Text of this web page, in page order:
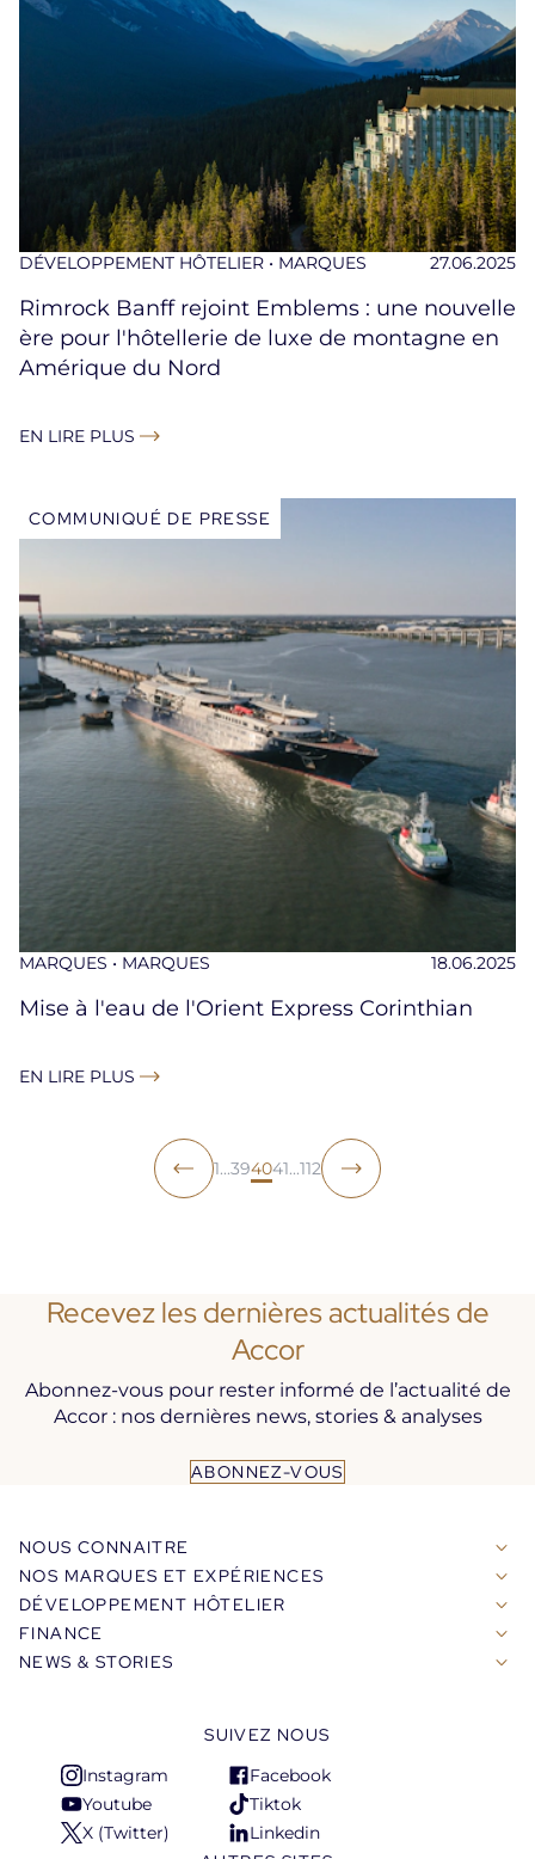
DÉVELOPPEMENT HÔTELIER • MARQUES 27.06.2025
Rimrock Banff rejoint Emblems : une nouvelle
ère pour l'hôtellerie de luxe de montagne en
Amérique du Nord
EN LIRE PLUS
MARQUES • MARQUES 18.06.2025
Mise à l'eau de l'Orient Express Corinthian
EN LIRE PLUS
COMMUNIQUÉ DE PRESSE
1...394041...112
Recevez les dernières actualités de
Accor
Abonnez-vous pour rester informé de l’actualité de
Accor : nos dernières news, stories & analyses
ABONNEZ-VOUS
NOUS CONNAITRE
NOS MARQUES ET EXPÉRIENCES
DÉVELOPPEMENT HÔTELIER
FINANCE
NEWS & STORIES
SUIVEZ NOUS
Instagram
S'ouvre
dans
un
Facebook
S'ouvre
dans
un
Youtube
S'ouvre
dans
Tiktok
S'ouvre
dans
X (Twitter)
S'ouvre
Linkedin
S'ouvre